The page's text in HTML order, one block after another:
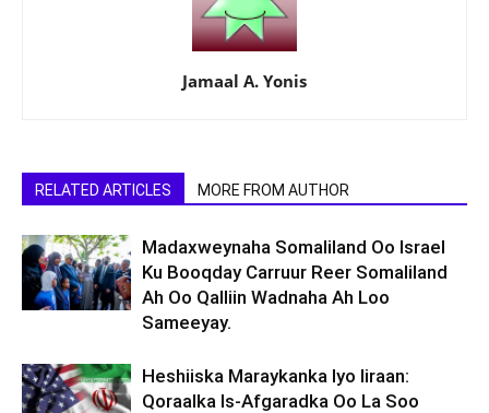
Jamaal A. Yonis
RELATED ARTICLES MORE FROM AUTHOR
Madaxweynaha Somaliland Oo Israel
Ku Booqday Carruur Reer Somaliland
Ah Oo Qalliin Wadnaha Ah Loo
Sameeyay.
Heshiiska Maraykanka Iyo Iiraan:
Qoraalka Is-Afgaradka Oo La Soo